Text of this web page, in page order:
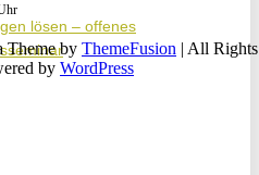
lösen – offenes
Theme by ThemeFusion | All Rights
by WordPress